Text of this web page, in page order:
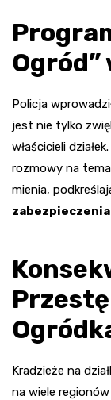
Policja
jest nie tylko
właścicieli
rozmowy na
mienia,
Kradzieże na
na wiele